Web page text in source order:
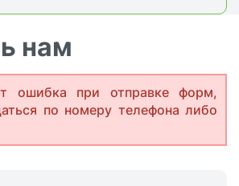
нам
ошибка при отправке форм,
по номеру телефона либо